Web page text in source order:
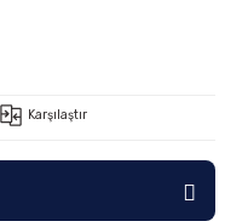
Karşılaştır